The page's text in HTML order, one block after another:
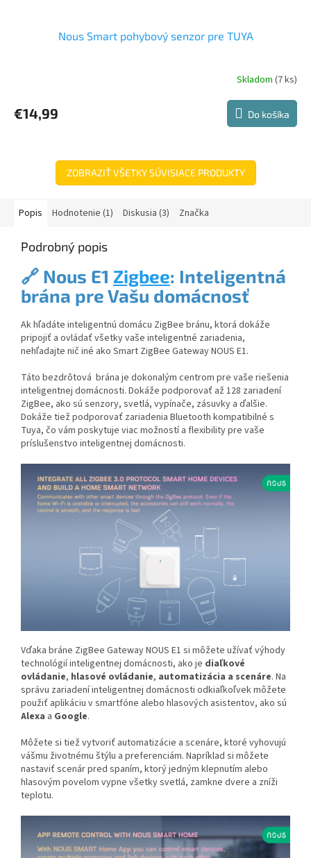
Nous Smart pohybový senzor pre TUYA
produktu
je
Skladom(7 ks)
€14,99 Do košíka
ZOBRAZIŤ VŠETKY SÚVISIACE PRODUKTY
Popis Hodnotenie (1) Diskusia (3) Značka
Podrobný popis
🔗 Nous E1 Zigbee: Inteligentná
brána pre Vašu domácnosť
Ak hľadáte inteligentnú domácu ZigBee bránu, ktorá dokáže
pripojiť a ovládať všetky vaše inteligentné zariadenia,
nehľadajte nič iné ako Smart ZigBee Gateway NOUS E1.
Táto bezdrôtová brána je dokonalým centrom pre vaše riešenia
inteligentnej domácnosti. Dokáže podporovať až 128 zariadení
ZigBee, ako sú senzory, svetlá, vypínače, zásuvky a ďalšie.
Dokáže tiež podporovať zariadenia Bluetooth kompatibilné s
Tuya, čo vám poskytuje viac možností a flexibility pre vaše
príslušenstvo inteligentnej domácnosti.
Vďaka bráne ZigBee Gateway NOUS E1 si môžete užívať výhody
technológií inteligentnej domácnosti, ako je diaľkové
ovládanie, hlasové ovládanie, automatizácia a scenáre. Na
správu zariadení inteligentnej domácnosti odkiaľkoľvek môžete
použiť aplikáciu v smartfóne alebo hlasových asistentov, ako sú
Alexa a Google.
Môžete si tiež vytvoriť automatizácie a scenáre, ktoré vyhovujú
vášmu životnému štýlu a preferenciám. Napríklad si môžete
nastaviť scenár pred spaním, ktorý jedným klepnutím alebo
hlasovým povelom vypne všetky svetlá, zamkne dvere a zníži
teplotu.